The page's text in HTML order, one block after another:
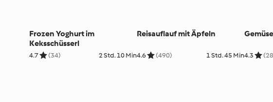
Frozen Yoghurt im
Keksschüsserl
4.7 (34) 2 Std. 10 Min
Reisauflauf mit Äpfeln
4.6 (490) 1 Std. 45 Min4.3